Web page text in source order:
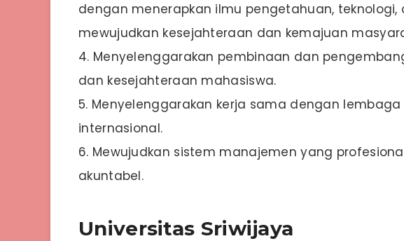
dengan menerapkan ilmu pengetahuan,
mewujudkan kesejahteraan dan kemajuan
4. Menyelenggarakan pembinaan dan
dan kesejahteraan mahasiswa.
5. Menyelenggarakan kerja sama dengan
internasional.
6. Mewujudkan sistem manajemen yang
akuntabel.
Universitas Sriwijaya